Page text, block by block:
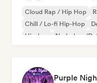
Cloud Rap / Hip Hop
Chill / Lo-fi Hip-Hop
Hip-hop
Nederhop/
Purple